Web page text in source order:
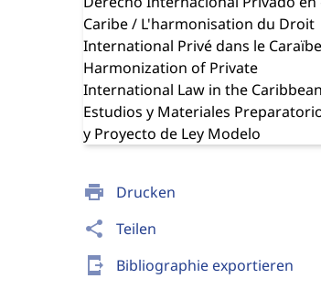
print Drucken
share Teilen
send_to_mobile Bibliographie exportieren